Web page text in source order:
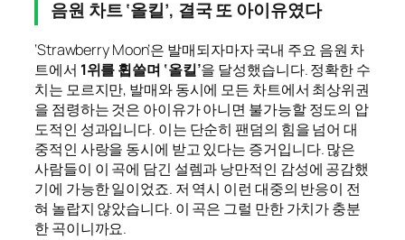
음원 차트 ‘올킬’, 결국 또 아이유였다
‘Strawberry Moon’은 발매되자마자 국내 주요 음원 차
트에서 1위를 휩쓸며 ‘올킬’을 달성했습니다. 정확한 수
치는 모르지만, 발매와 동시에 모든 차트에서 최상위권
을 점령하는 것은 아이유가 아니면 불가능할 정도의 압
도적인 성과입니다. 이는 단순히 팬덤의 힘을 넘어 대
중적인 사랑을 동시에 받고 있다는 증거입니다. 많은
사람들이 이 곡에 담긴 설렘과 낭만적인 감성에 공감했
기에 가능한 일이었죠. 저 역시 이런 대중의 반응이 전
혀 놀랍지 않았습니다. 이 곡은 그럴 만한 가치가 충분
한 곡이니까요.